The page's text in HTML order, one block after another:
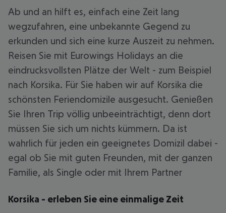
Ab und an hilft es, einfach eine Zeit lang
wegzufahren, eine unbekannte Gegend zu
erkunden und sich eine kurze Auszeit zu nehmen.
Reisen Sie mit Eurowings Holidays an die
eindrucksvollsten Plätze der Welt - zum Beispiel
nach Korsika. Für Sie haben wir auf Korsika die
schönsten Feriendomizile ausgesucht. Genießen
Sie Ihren Trip völlig unbeeinträchtigt, denn dort
müssen Sie sich um nichts kümmern. Da ist
wahrlich für jeden ein geeignetes Domizil dabei -
egal ob Sie mit guten Freunden, mit der ganzen
Familie, als Single oder mit Ihrem Partner
Korsika - erleben Sie eine einmalige Zeit